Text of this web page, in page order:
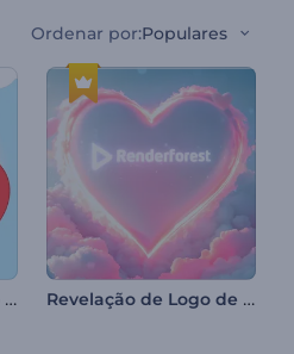
Ordenar por:Populares
Introdução do Cupido para o Dia dos Namorados Revelação de Logo de Corações de Dia dos Namorados